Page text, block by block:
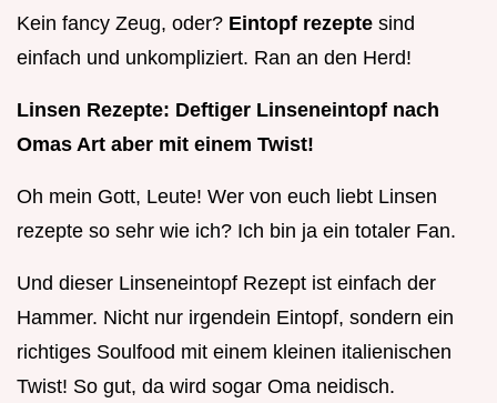
Kein fancy Zeug, oder? Eintopf rezepte sind
einfach und unkompliziert. Ran an den Herd!
Linsen Rezepte: Deftiger Linseneintopf nach
Omas Art aber mit einem Twist!
Oh mein Gott, Leute! Wer von euch liebt Linsen
rezepte so sehr wie ich? Ich bin ja ein totaler Fan.
Und dieser Linseneintopf Rezept ist einfach der
Hammer. Nicht nur irgendein Eintopf, sondern ein
richtiges Soulfood mit einem kleinen italienischen
Twist! So gut, da wird sogar Oma neidisch.